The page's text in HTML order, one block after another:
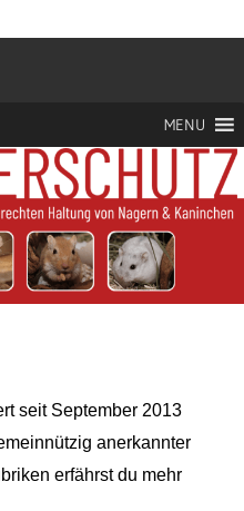
MENU
seit September 2013
anerkannter
erfährst du mehr